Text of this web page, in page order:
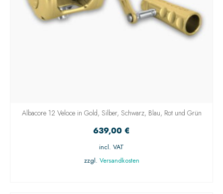
Albacore 12 Veloce in Gold, Silber, Schwarz, Blau, Rot und Grün
639,00 €
incl. VAT
zzgl. Versandkosten